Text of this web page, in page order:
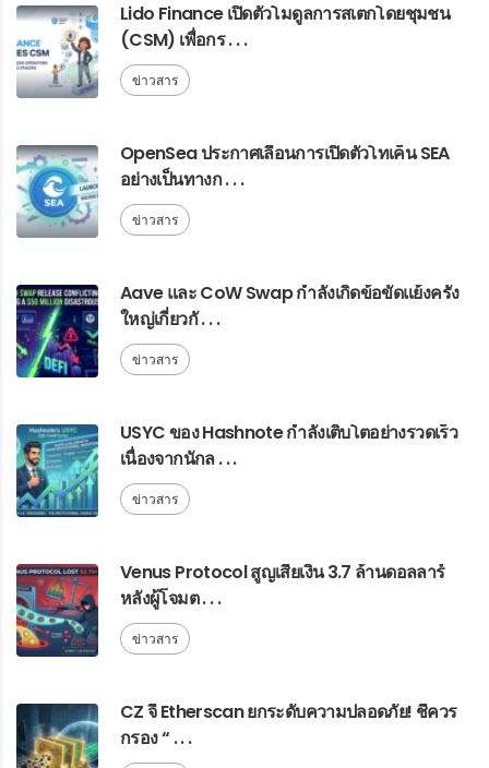
Lido Finance เปิดตัวโมดูลการสเตกโดยชุมชน
(CSM) เพื่อกร . . .
ข่าวสาร
OpenSea ประกาศเลื่อนการเปิดตัวโทเค็น SEA
อย่างเป็นทางก . . .
ข่าวสาร
Aave และ CoW Swap กำลังเกิดข้อขัดแย้งครั้ง
ใหญ่เกี่ยวกั . . .
ข่าวสาร
USYC ของ Hashnote กำลังเติบโตอย่างรวดเร็ว
เนื่องจากนักล . . .
ข่าวสาร
Venus Protocol สูญเสียเงิน 3.7 ล้านดอลลาร์
หลังผู้โจมต . . .
ข่าวสาร
CZ จี้ Etherscan ยกระดับความปลอดภัย! ชี้ควร
กรอง “ . . .